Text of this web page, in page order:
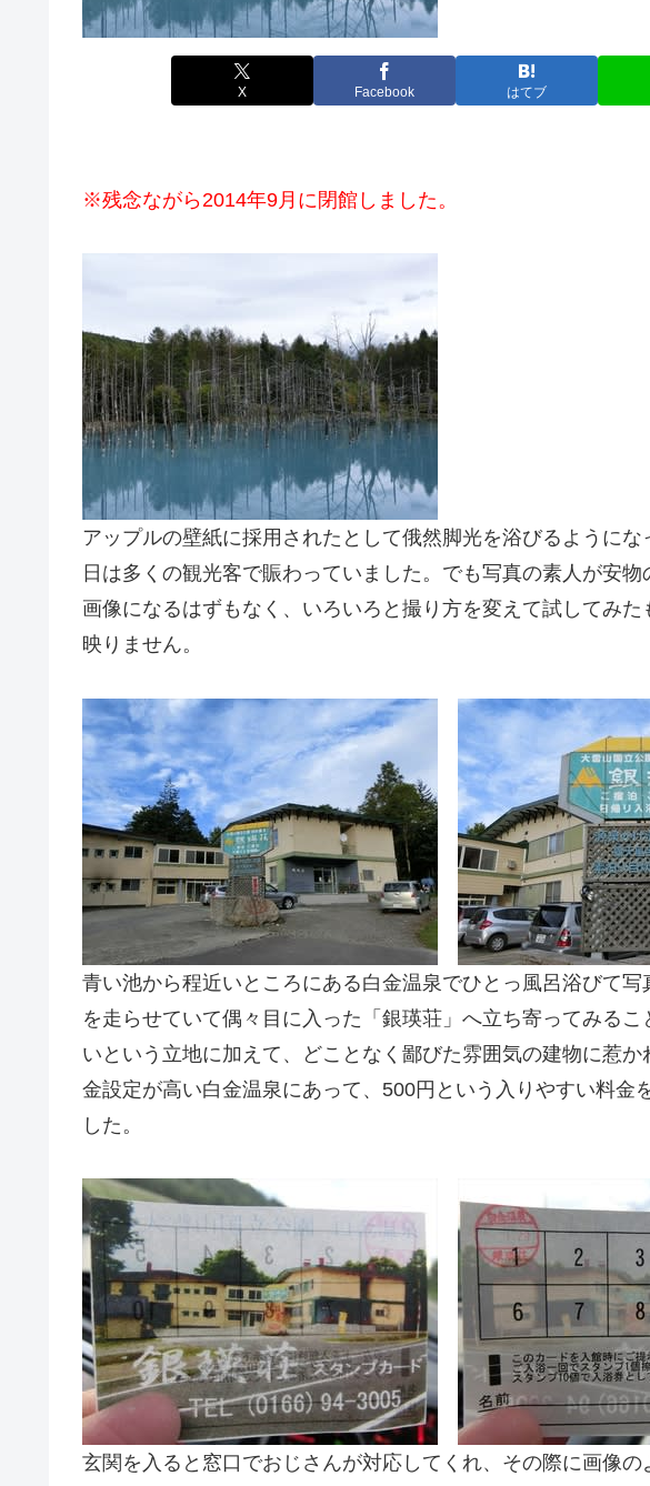
X Facebook はてブ
※残念ながら2014年9月に閉館しました。
アップルの壁紙に採用されたとして俄然脚光を浴びるように
日は多くの観光客で賑わっていました。でも写真の素人が安
画像になるはずもなく、いろいろと撮り方を変えて試してみ
映りません。
青い池から程近いところにある白金温泉でひとっ風呂浴びて
を走らせていて偶々目に入った「銀瑛荘」へ立ち寄ってみる
いという立地に加えて、どことなく鄙びた雰囲気の建物に惹
金設定が高い白金温泉にあって、500円という入りやすい料金
した。
玄関を入ると窓口でおじさんが対応してくれ、その際に画像の